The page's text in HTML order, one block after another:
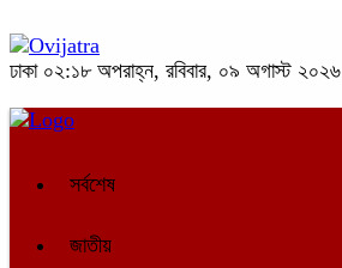
ঢাকা ০২:১৮ অপরাহ্ন, রবিবার, ০৯ অগাস্ট ২০২৬
সর্বশেষ
জাতীয়